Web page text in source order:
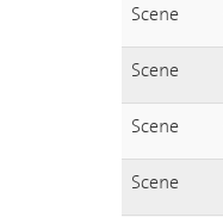
Scene
Scene
Scene
Scene